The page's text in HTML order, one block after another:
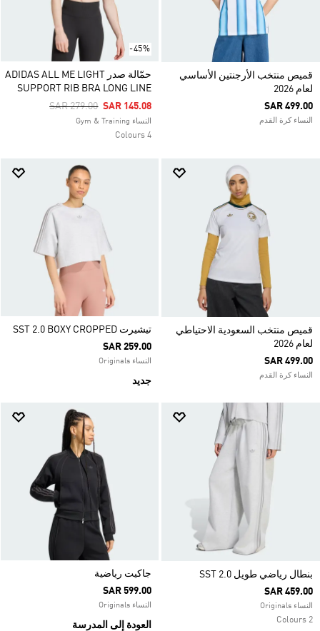
قميص منتخب الأرجنتين الأساسي
لعام 2026
SAR 499.00
النساء كرة القدم
-45%
حمّالة صدر ADIDAS ALL ME LIGHT
SUPPORT RIB BRA LONG LINE
Price Reduced From
SAR 279.00ToSAR 145.08
النساء Gym & Training
4 Colours
قميص منتخب السعودية الاحتياطي
لعام 2026
SAR 499.00
النساء كرة القدم
تيشيرت SST 2.0 BOXY CROPPED
SAR 259.00
النساء Originals
جديد
بنطال رياضي طويل SST 2.0
SAR 459.00
النساء Originals
2 Colours
جاكيت رياضية
SAR 599.00
النساء Originals
العودة إلى المدرسة